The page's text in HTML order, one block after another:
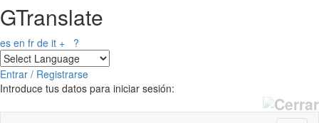
GTranslate
es en fr de it + ?
Entrar / Registrarse
Introduce tus datos para iniciar sesión: